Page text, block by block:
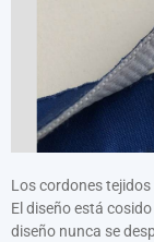
⚡ Expres výroba
Embosované s
Náramky s
Zářící ve tmě
Široký náramek
Segmentované
Los cordones
El diseño está
diseño nunca se